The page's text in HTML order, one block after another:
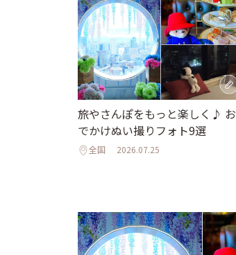
旅やさんぽをもっと楽しく♪ お
でかけぬい撮りフォト9選
全国 2026.07.25